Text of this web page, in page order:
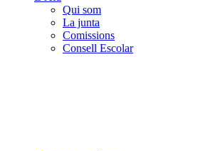
Qui som
La junta
Comissions
Consell Escolar